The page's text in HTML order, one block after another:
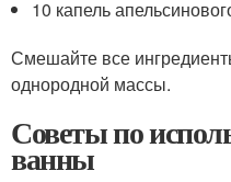
10 капель
Смешайте все
однородной массы.
Советы по
ванны